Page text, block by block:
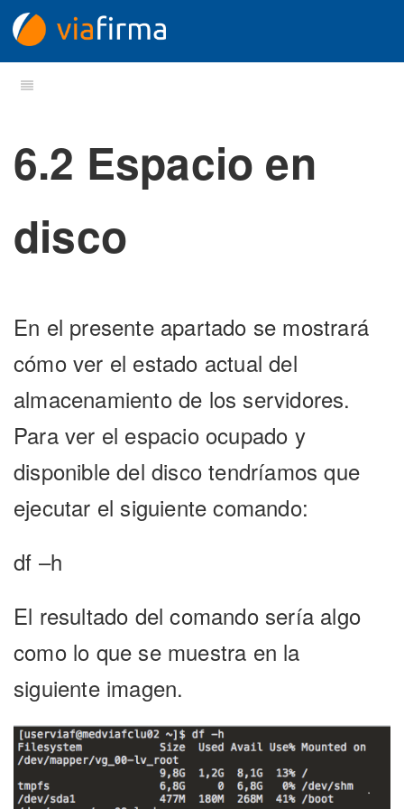
6.2 Espacio en
disco
En el presente apartado se mostrará
cómo ver el estado actual del
almacenamiento de los servidores.
Para ver el espacio ocupado y
disponible del disco tendríamos que
ejecutar el siguiente comando:
df –h
El resultado del comando sería algo
como lo que se muestra en la
siguiente imagen.